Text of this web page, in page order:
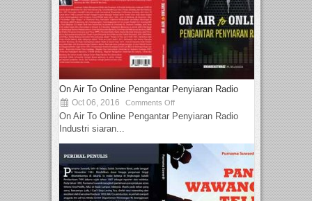
On Air To Online Pengantar Penyiaran Radio
Oct 06, 2016 Comments Off
On Air To Online Pengantar Penyiaran Radio
Industri siaran...